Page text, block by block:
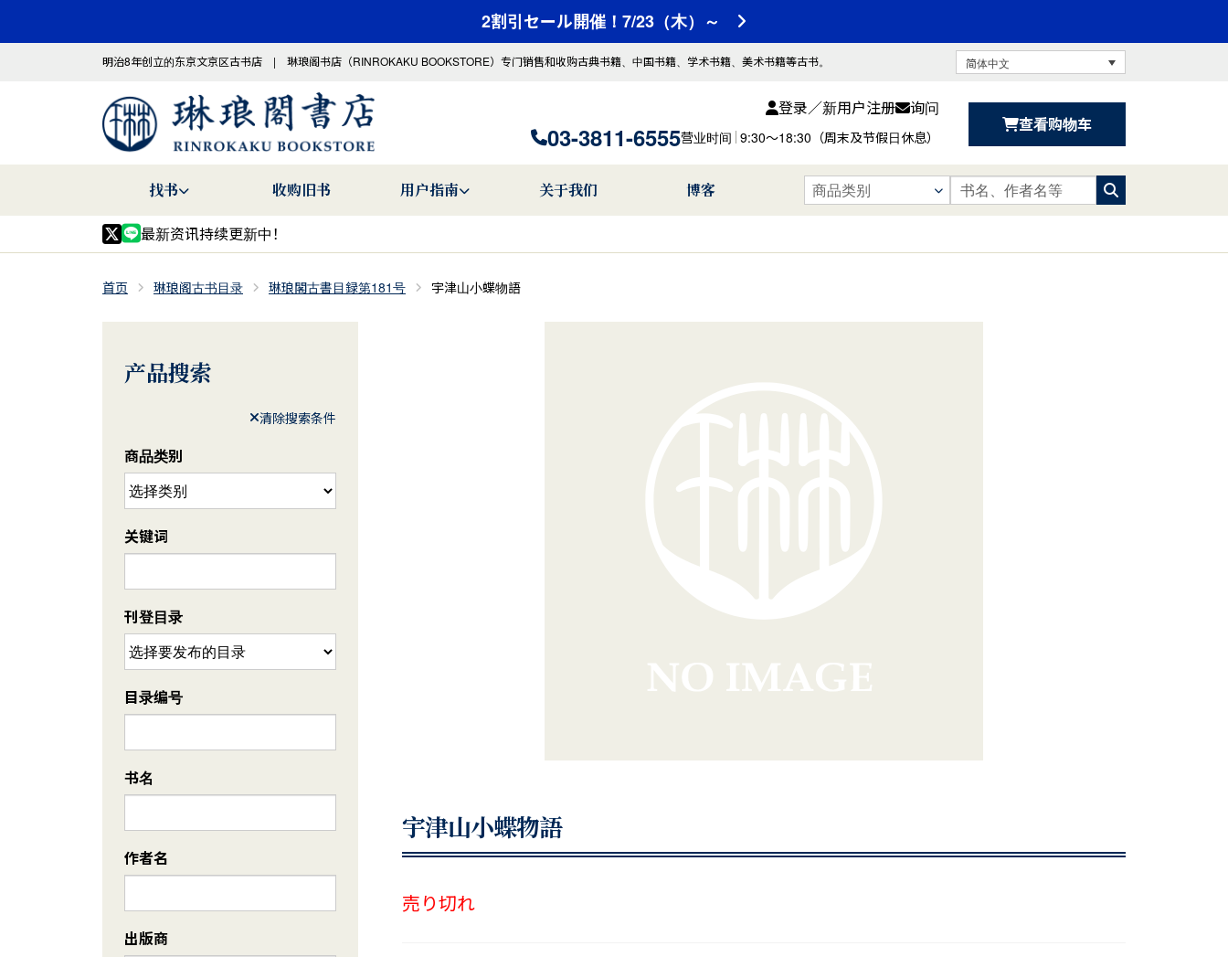
2割引セール開催！7/23（木）～
明治8年创立的东京文京区古书店 | 琳琅阁书店（RINROKAKU BOOKSTORE）专门销售和收购古典书籍、中国书籍、学术书籍、美术书籍等古书。 简体中文
登录／新用户注册 询问
03-3811-6555营业时间 9:30〜18:30（周末及节假日休息）
查看购物车
找书 收购旧书 用户指南 关于我们 博客
最新资讯持续更新中！
首页 琳琅阁古书目录 琳琅閣古書目録第181号 宇津山小蝶物語
宇津山小蝶物語
売り切れ
产品搜索
清除搜索条件
商品类别
关键词
刊登目录
目录编号
书名
作者名
出版商